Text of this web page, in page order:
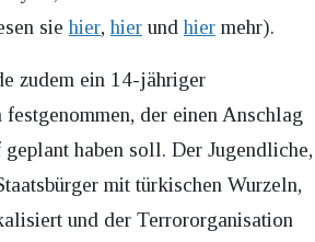
siehier,hier undhier mehr).
zudem ein 14-jähriger
der einen Anschlag
geplant haben soll. Der Jugendliche,
mit türkischen Wurzeln,
und der Terrororganisation